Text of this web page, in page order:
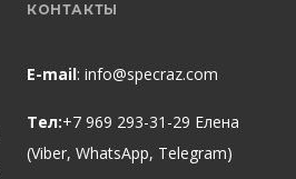
КОНТАКТЫ
E-mail: info@specraz.com
Тел:+7 969 293-31-29 Елена
(Viber, WhatsApp, Telegram)